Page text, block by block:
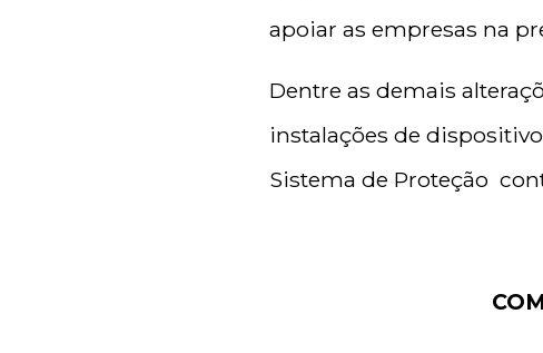
apoiar as empresas na
Dentre as demais
instalações de
Sistema de Proteção